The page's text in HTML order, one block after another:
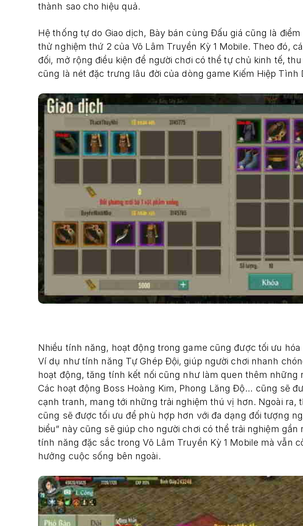
thành sao cho hiệu quả.
Hệ thống tự do Giao dịch, Bày bán cùng Đấu giá cũng là
thử nghiệm thứ 2 của Võ Lâm Truyền Kỳ 1 Mobile. Theo đó,
đối, mở rộng điều kiện để người chơi có thể tự chủ kinh tế,
cũng là nét đặc trưng lâu đời của dòng game Kiếm Hiệp Tình
Nhiều tính năng, hoạt động trong game cũng được tối ưu
Ví dụ như tính năng Tự Ghép Đội, giúp người chơi nhanh
hoạt động, tăng tính kết nối cũng như làm quen thêm những
Các hoạt động Boss Hoàng Kim, Phong Lăng Độ… cũng sẽ
cạnh tranh, mang tới những trải nghiệm thú vị hơn. Ngoài ra,
cũng sẽ được tối ưu để phù hợp hơn với đa dạng đối tượng
biểu” này cũng sẽ giúp cho người chơi có thể trải nghiệm
tính năng đặc sắc trong Võ Lâm Truyền Kỳ 1 Mobile mà vẫn
hưởng cuộc sống bên ngoài.